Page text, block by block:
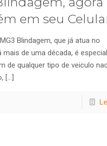
em seu
Blindagem, que já atua no
mais de uma década, é
de qualquer tipo de veiculo
[…]